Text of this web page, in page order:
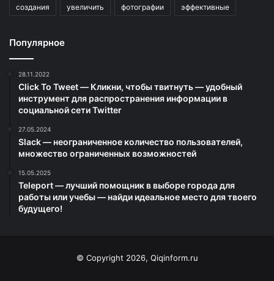
создания увеличить фотографии эффективные
Популярное
28.11.2022
Click To Tweet — Кликни, чтобы твитнуть — удобный
инструмент для распространения информации в
социальной сети Twitter
27.05.2024
Slack — неограниченное количество пользователей,
множество ограниченных возможностей
15.05.2025
Teleport — лучший помощник в выборе города для
работы или учебы — найди идеальное место для твоего
будущего!
© Copyright 2026, Qiqinform.ru